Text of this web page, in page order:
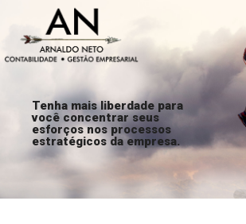
Tenha mais liberdade para
você concentrar seus
esforços nos processos
estratégicos da empresa.